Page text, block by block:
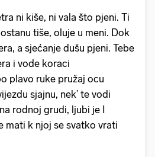
ni kiše, ni vala što pjeni. Ti
tiše, oluje u meni. Dok
a sjećanje dušu pjeni. Tebe
i vode koraci
plavo ruke pružaj ocu
sjajnu, nek’ te vodi
rodnoj grudi, ljubi je I
mati k njoj se svatko vrati